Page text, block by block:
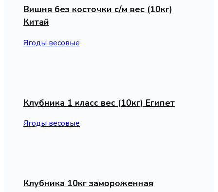
Вишня без косточки с/м вес (10кг)
Китай
Ягоды весовые
Клубника 1 класс вес (10кг) Египет
Ягоды весовые
Клубника 10кг замороженная